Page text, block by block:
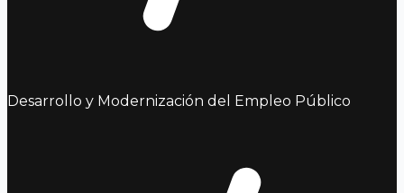
Desarrollo y Modernización del Empleo Público